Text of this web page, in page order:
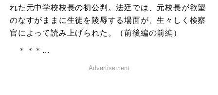
れた元中学校校長の初公判。法廷では、元校長が欲望
のなすがままに生徒を陵辱する場面が、生々しく検察
官によって読み上げられた。（前後編の前編）
＊＊＊...
Advertisement